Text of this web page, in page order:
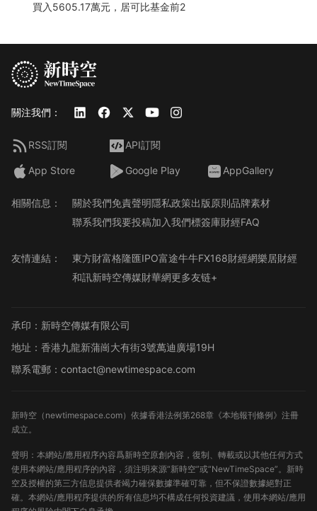
買入5605.17萬元，居可比基金前2
關注我們：
RSS訂閱 API訂閱
App Store Google Play AppGallery
相關信息： 關於我們免責聲明隱私政策出版原則品牌素材
聯系我們我要投稿加入我們標簽庫財經FAQ
友情連結： 東方財富格隆匯IPO富途牛牛FX168財經網樂居財經
和訊新時空傳媒財華網更多友链+
承印：新時空傳媒有限公司
地址：香港九龍新蒲崗大有街3號萬迪廣場19H
聯系電郵：contact@newtimespace.com
新時空（ newtimespace.com）依據香港法例第268章《本地報刊條例》注冊
成立。
聲明：本網站/應用程序內容爲新時空原創內容，復制、轉載或以其他任何方式
使用本網站/應用程序的內容，須注明來源“新時空”或“NewTimeSpace”。新時
空及授權的第三方信息提供者竭力確保數據準確可靠，但不保證數據絕對正
確。本網站/應用程序提供的所有信息均不構成任何投資建議，使用本網站/應用